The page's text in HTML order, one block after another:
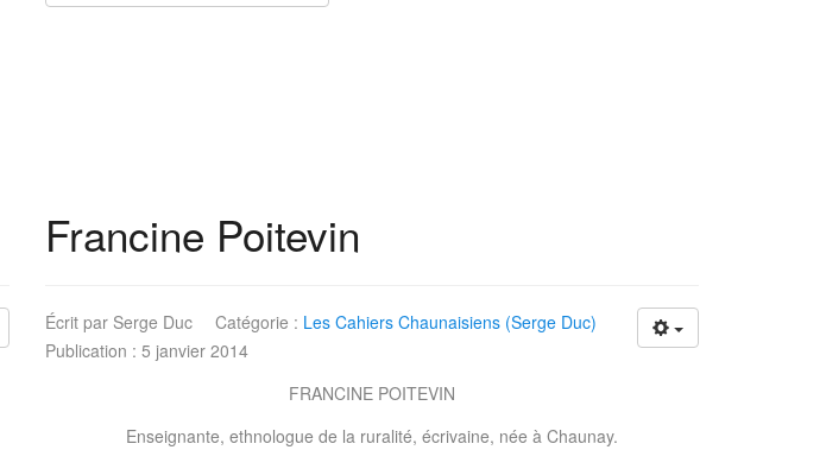
Francine Poitevin
Écrit par Serge Duc Catégorie : Les Cahiers Chaunaisiens (Serge Duc)
Publication : 5 janvier 2014
FRANCINE POITEVIN
Enseignante, ethnologue de la ruralité, écrivaine, née à Chaunay.